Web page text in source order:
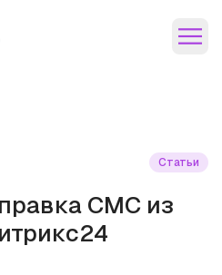
Статьи
СМС из